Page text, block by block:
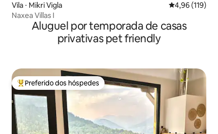
Vila ⋅ Mikri Vigla 4,96 de uma
4,96 (119)
Naxea Villas I
Aluguel por temporada de casas
privativas pet friendly
Entre os melhores preferidos dos hóspedes
Preferido dos hóspedes